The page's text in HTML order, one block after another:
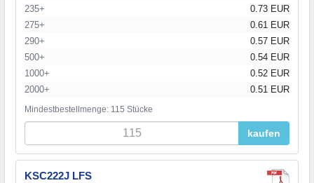
235+
0.73 EUR
275+
0.61 EUR
290+
0.57 EUR
500+
0.54 EUR
1000+
0.52 EUR
2000+
0.51 EUR
Mindestbestellmenge: 115 Stücke
kaufen
KSC222J LFS